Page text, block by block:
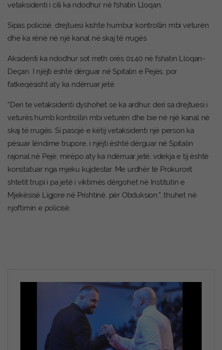
vetaksidenti i cili ka ndodhur në fshatin Lloqan.
Sipas policisë, drejtuesi kishte humbur kontrollin mbi veturën
dhe ka rënë në një kanal në skaj të rrugës
Aksidenti ka ndodhur sot rreth orës 01:40 në fshatin Lloqan-
Deçan. I njëjti është dërguar në Spitalin e Pejës, por
fatkeqësisht aty ka ndërruar jetë.
“Deri te vetaksidenti dyshohet se ka ardhur, deri sa drejtuesi i
veturёs humb kontrollin mbi veturën dhe bie nё njё kanal nё
skaj tё rrugёs. Si pasojё e kёtij vetaksidenti njё person ka
pёsuar lёndime trupore, i njëjti ёshtё dёrguar nё Spitalin
rajonal nё Pejё, mirëpo aty ka ndërruar jetё, vdekja e tij ёshtё
konstatuar nga mjeku kujdestar. Me urdhër të Prokurorit
shtetit trupi i pa jetë i viktimës dërgohet në Institutin e
Mjekësisë Ligjore në Prishtinë, për Obduksion.”, thuhet në
njoftimin e policisë.